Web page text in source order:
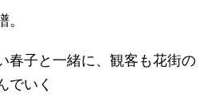
春子と一緒に、観客も花街の
でいく